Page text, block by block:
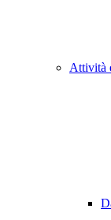
Attività